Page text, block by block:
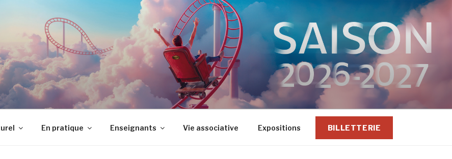
JEAN VILAR
En pratique Enseignants Vie associative Expositions BILLETTERIE